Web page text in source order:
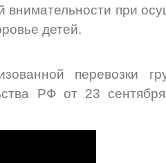
при
детей.
перевозки
РФ от 23